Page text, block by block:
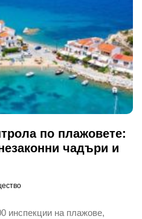
по плажовете:
чадъри и
инспекции на плажове,